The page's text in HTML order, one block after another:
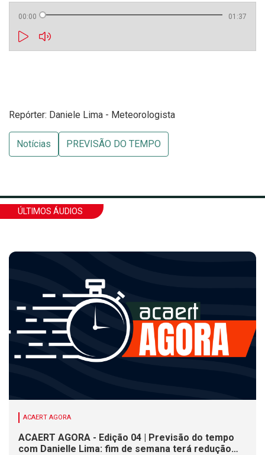
00:00 01:37
Repórter: Daniele Lima - Meteorologista
Notícias PREVISÃO DO TEMPO
ÚLTIMOS ÁUDIOS
ACAERT AGORA
ACAERT AGORA - Edição 04 | Previsão do tempo
com Danielle Lima: fim de semana terá redução